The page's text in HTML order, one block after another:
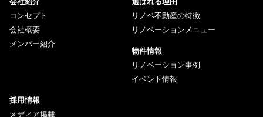
コンセプト
会社概要
メンバー紹介
リノベ不動産の特徴
リノベーションメニュー
物件情報
リノベーション事例
イベント情報
採用情報
メディア掲載